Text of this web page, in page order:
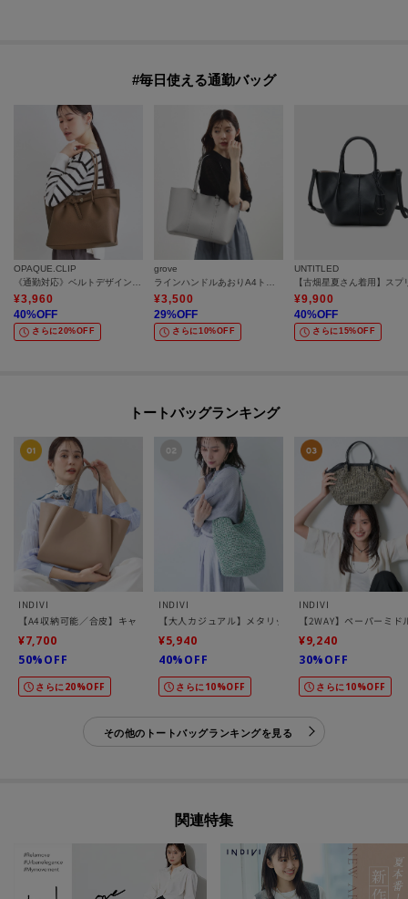
#毎日使える通勤バッグ
OPAQUE.CLIP
《通勤対応》ベルトデザイントートバッグ【軽量／A4対応】
¥3,960
40%OFF
さらに20%OFF
grove
ラインハンドルあおりA4トート
¥3,500
29%OFF
さらに10%OFF
UNTITLED
¥9,900
40%OFF
さらに15%OFF
トートバッグランキング
INDIVI
【A4収納可能／合皮】キャリアタックバッグ
¥7,700
50%OFF
さらに20%OFF
INDIVI
【大人カジュアル】メタリックかぎ編みボトルバッグ
¥5,940
40%OFF
さらに10%OFF
INDIVI
【2WAY】ペーパーミド
¥9,240
30%OFF
さらに10%OFF
その他のトートバッグランキングを見る
関連特集